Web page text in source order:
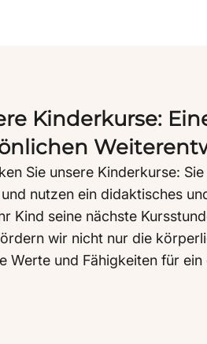
Kinderkurse:
Sie unsere Kinderkurse:
nutzen ein didaktisches
Kind seine nächste
wir nicht nur die
Werte und Fähigkeiten für